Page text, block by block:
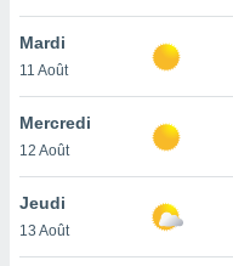
le
ainsi
un
la
du
Mardi
11 Août
Mercredi
12 Août
Jeudi
13 Août